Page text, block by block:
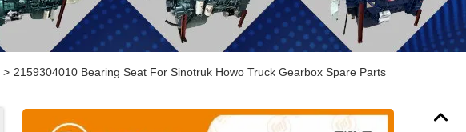
> 2159304010 Bearing Seat For Sinotruk Howo Truck Gearbox Spare Parts